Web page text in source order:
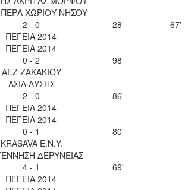
ΧΩΡΙΟΥ ΝΗΣΟΥ
2 - 0
ΠΕΓΕΙΑ 2014
28'
67'
ΠΕΓΕΙΑ 2014
0 - 2
ΑΕΖ ΖΑΚΑΚΙΟΥ
98'
ΑΣΙΛ ΛΥΣΗΣ
2 - 0
ΠΕΓΕΙΑ 2014
86'
ΠΕΓΕΙΑ 2014
0 - 1
KRASAVA Ε.Ν.Y.
80'
ΔΕΡΥΝΕΙΑΣ
4 - 1
ΠΕΓΕΙΑ 2014
69'